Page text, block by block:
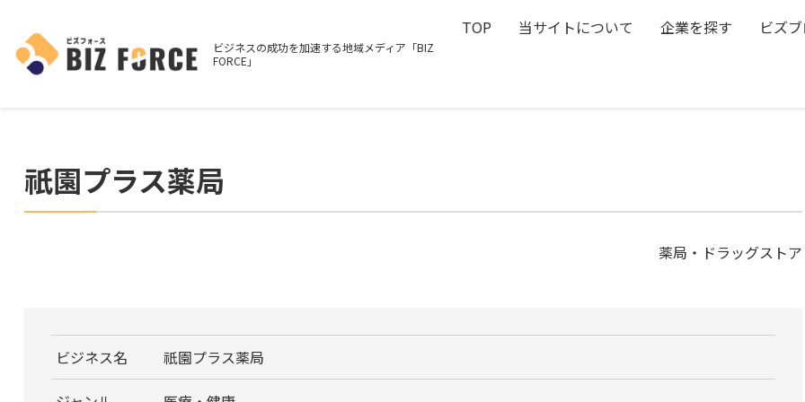
ビジネスの成功を加速する地域メディア「BIZ
FORCE」
TOP 当サイトについて 企業を探す ビズ
祇園プラス薬局
薬局・ドラッグストア
ビジネス名 祇園プラス薬局